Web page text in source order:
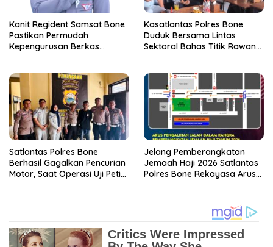
Kanit Regident Samsat Bone
Pastikan Permudah
Kepengurusan Berkas
Kasatlantas Polres Bone
Duduk Bersama Lintas
Sektoral Bahas Titik Rawan
Satlantas Polres Bone
Berhasil Gagalkan Pencurian
Motor, Saat Operasi Uji Petik
Jelang Pemberangkatan
Jemaah Haji 2026 Satlantas
Polres Bone Rekayasa Arus